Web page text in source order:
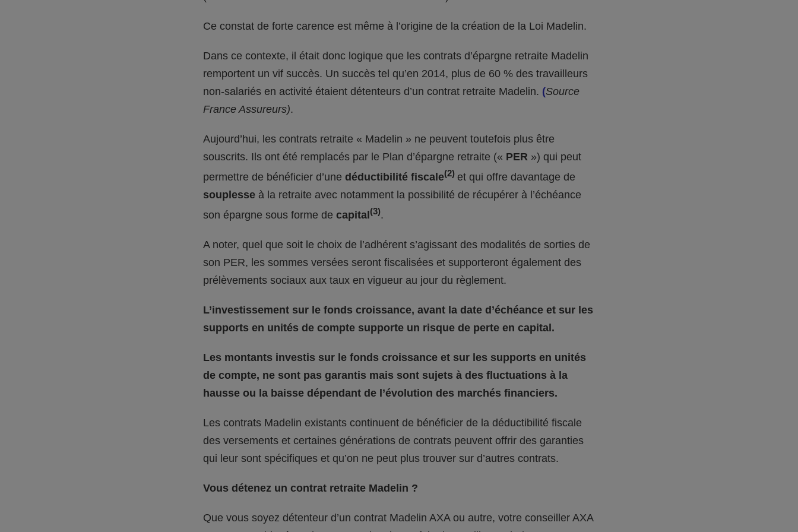
Ce constat de forte carence est même à l’origine de la création de la Loi Madelin.
Dans ce contexte, il était donc logique que les contrats d’épargne retraite Madelin
remportent un vif succès. Un succès tel qu’en 2014, plus de 60 % des travailleurs
non-salariés en activité étaient détenteurs d’un contrat retraite Madelin. (Source
France Assureurs).
Aujourd’hui, les contrats retraite « Madelin » ne peuvent toutefois plus être
souscrits. Ils ont été remplacés par le Plan d’épargne retraite (« PER ») qui peut
permettre de bénéficier d’une déductibilité fiscale(2) et qui offre davantage de
souplesse à la retraite avec notamment la possibilité de récupérer à l’échéance
son épargne sous forme de capital(3).
A noter, quel que soit le choix de l’adhérent s’agissant des modalités de sorties de
son PER, les sommes versées seront fiscalisées et supporteront également des
prélèvements sociaux aux taux en vigueur au jour du règlement.
L’investissement sur le fonds croissance, avant la date d’échéance et sur les
supports en unités de compte supporte un risque de perte en capital.
Les montants investis sur le fonds croissance et sur les supports en unités
de compte, ne sont pas garantis mais sont sujets à des fluctuations à la
hausse ou la baisse dépendant de l’évolution des marchés financiers.
Les contrats Madelin existants continuent de bénéficier de la déductibilité fiscale
des versements et certaines générations de contrats peuvent offrir des garanties
qui leur sont spécifiques et qu’on ne peut plus trouver sur d’autres contrats.
Vous détenez un contrat retraite Madelin ?
Que vous soyez détenteur d’un contrat Madelin AXA ou autre, votre conseiller AXA